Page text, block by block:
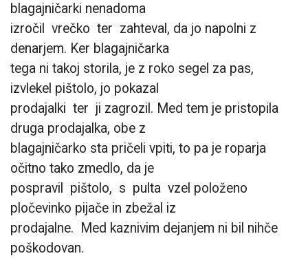
blagajničarki nenadoma
izročil vrečko ter zahteval, da jo napolni z
denarjem. Ker blagajničarka
tega ni takoj storila, je z roko segel za pas,
izvlekel pištolo, jo pokazal
prodajalki ter ji zagrozil. Med tem je pristopila
druga prodajalka, obe z
blagajničarko sta pričeli vpiti, to pa je roparja
očitno tako zmedlo, da je
pospravil pištolo, s pulta vzel položeno
pločevinko pijače in zbežal iz
prodajalne. Med kaznivim dejanjem ni bil nihče
poškodovan.